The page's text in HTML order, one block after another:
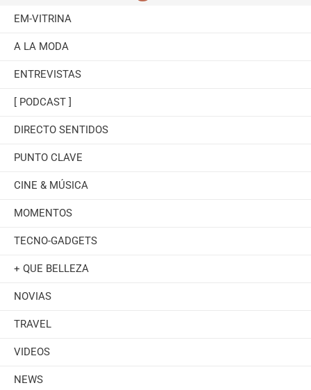
EM-VITRINA
A LA MODA
ENTREVISTAS
[ PODCAST ]
DIRECTO SENTIDOS
PUNTO CLAVE
CINE & MÚSICA
MOMENTOS
TECNO-GADGETS
+ QUE BELLEZA
NOVIAS
TRAVEL
VIDEOS
NEWS